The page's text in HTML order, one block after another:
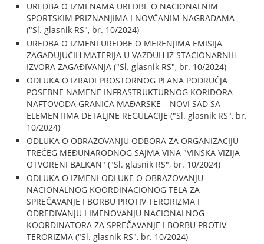
UREDBA O IZMENAMA UREDBE O NACIONALNIM
SPORTSKIM PRIZNANJIMA I NOVČANIM NAGRADAMA
("Sl. glasnik RS", br. 10/2024)
UREDBA O IZMENI UREDBE O MERENJIMA EMISIJA
ZAGAĐUJUĆIH MATERIJA U VAZDUH IZ STACIONARNIH
IZVORA ZAGAĐIVANJA ("Sl. glasnik RS", br. 10/2024)
ODLUKA O IZRADI PROSTORNOG PLANA PODRUČJA
POSEBNE NAMENE INFRASTRUKTURNOG KORIDORA
NAFTOVODA GRANICA MAĐARSKE – NOVI SAD SA
ELEMENTIMA DETALJNE REGULACIJE ("Sl. glasnik RS", br.
10/2024)
ODLUKA O OBRAZOVANJU ODBORA ZA ORGANIZACIJU
TREĆEG MEĐUNARODNOG SAJMA VINA "VINSKA VIZIJA
OTVORENI BALKAN" ("Sl. glasnik RS", br. 10/2024)
ODLUKA O IZMENI ODLUKE O OBRAZOVANJU
NACIONALNOG KOORDINACIONOG TELA ZA
SPREČAVANJE I BORBU PROTIV TERORIZMA I
ODREĐIVANJU I IMENOVANJU NACIONALNOG
KOORDINATORA ZA SPREČAVANJE I BORBU PROTIV
TERORIZMA ("Sl. glasnik RS", br. 10/2024)